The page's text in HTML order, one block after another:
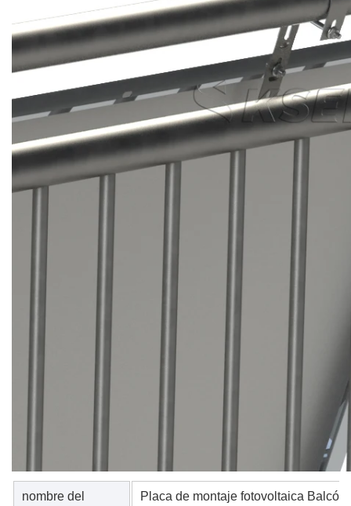
nombre del
Placa de montaje fotovoltaica